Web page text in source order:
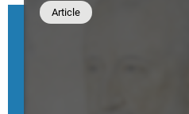
Article